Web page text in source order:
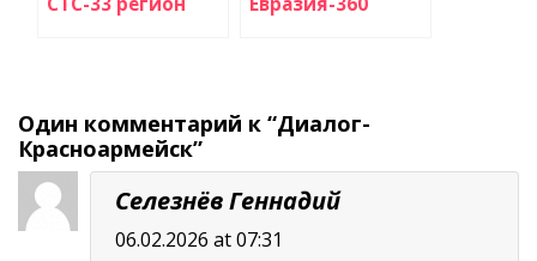
Один комментарий к “Диалог-
Красноармейск”
Селезнёв Геннадий
06.02.2026 at 07:31